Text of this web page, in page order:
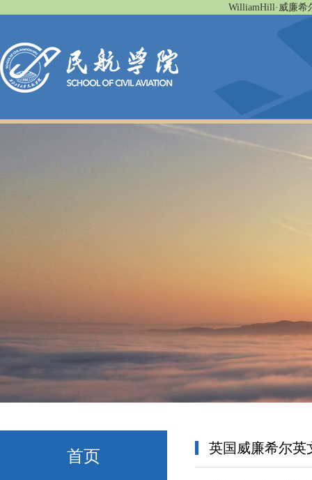
WilliamHill·威廉希
首页 英国威廉希尔英